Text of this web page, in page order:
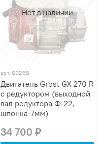
Нет в наличии
арт. 00238
Двигатель Grost GX 270 R
с редуктором (выходной
вал редуктора Ф-22,
шпонка-7мм)
34 700 ₽